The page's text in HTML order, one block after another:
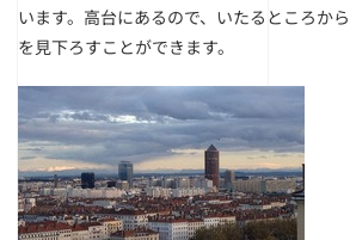
います。高台にあるので、いたるところか
を見下ろすことができます。